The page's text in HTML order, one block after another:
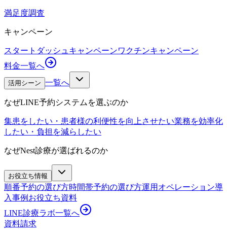
満足度調査
キャンペーン
スタートダッシュキャンペーンワクチンキャンペーン
料金一覧へ
活用シーン 一覧へ
なぜLINE予約システムを選ぶのか
集患をしたい・患者様の利便性を向上させたい業務を効率化
したい・負担を減らしたい
なぜNest診療が選ばれるのか
お役立ち情報
順番予約の選び方時間帯予約の選び方運用オペレーション導
入事例 お役立ち資料
LINE診療ラボ一覧へ
資料請求